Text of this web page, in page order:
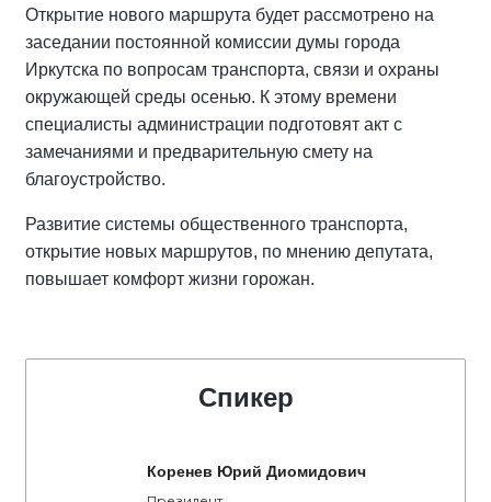
Открытие нового маршрута будет рассмотрено на
заседании постоянной комиссии думы города
Иркутска по вопросам транспорта, связи и охраны
окружающей среды осенью. К этому времени
специалисты администрации подготовят акт с
замечаниями и предварительную смету на
благоустройство.
Развитие системы общественного транспорта,
открытие новых маршрутов, по мнению депутата,
повышает комфорт жизни горожан.
Спикер
Коренев Юрий Диомидович